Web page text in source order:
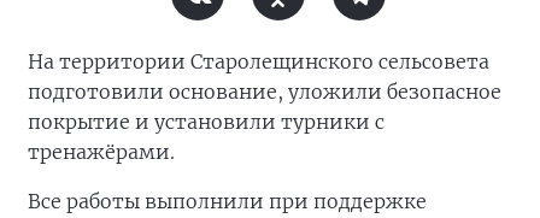
На территории Старолещинского сельсовета
подготовили основание, уложили безопасное
покрытие и установили турники с
тренажёрами.
Все работы выполнили при поддержке